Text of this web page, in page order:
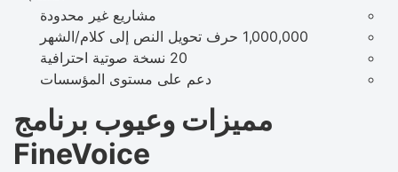
مشاريع غير محدودة
1,000,000 حرف تحويل النص إلى كلام/الشهر
20 نسخة صوتية احترافية
دعم على مستوى المؤسسات
مميزات وعيوب برنامج
FineVoice